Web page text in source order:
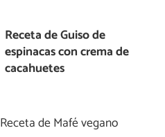
Receta de Guiso de
espinacas con crema de
cacahuetes
Receta de Mafé vegano